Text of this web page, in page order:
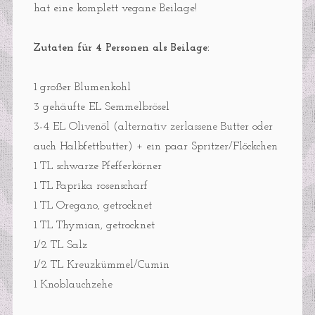
hat eine komplett vegane Beilage!
Zutaten für 4 Personen als Beilage:
1 großer Blumenkohl
3 gehäufte EL Semmelbrösel
3-4 EL Olivenöl (alternativ zerlassene Butter oder
auch Halbfettbutter) + ein paar Spritzer/Flöckchen
1 TL schwarze Pfefferkörner
1 TL Paprika rosenscharf
1 TL Oregano, getrocknet
1 TL Thymian, getrocknet
1/2 TL Salz
1/2 TL Kreuzkümmel/Cumin
1 Knoblauchzehe